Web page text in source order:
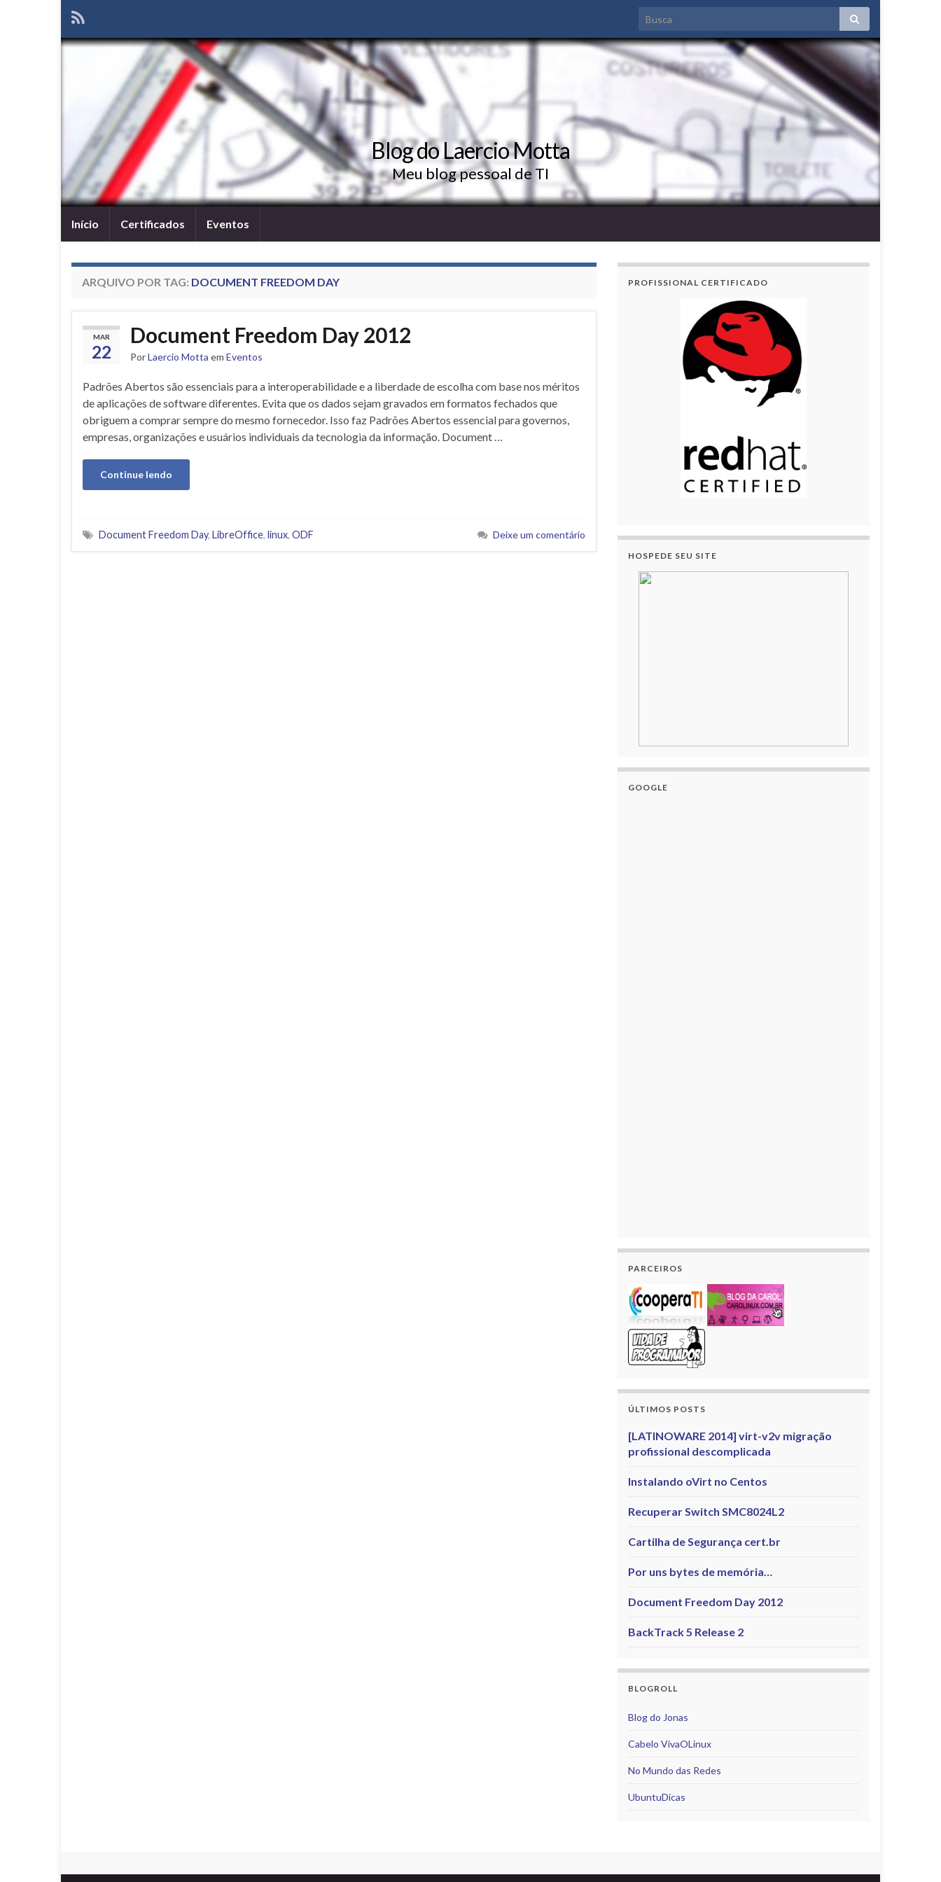
Blog do Laercio Motta
Meu blog pessoal de TI
Início Certificados Eventos
ARQUIVO POR TAG: DOCUMENT FREEDOM DAY
MAR
22
Document Freedom Day 2012
PorLaercio Motta em Eventos
Padrões Abertos são essenciais para a interoperabilidade e a liberdade de escolha com base nos méritos
de aplicações de software diferentes. Evita que os dados sejam gravados em formatos fechados que
obriguem a comprar sempre do mesmo fornecedor. Isso faz Padrões Abertos essencial para governos,
empresas, organizações e usuários individuais da tecnologia da informação. Document …
Continue lendo
Document Freedom Day, LibreOffice, linux, ODF Deixe um comentário
PROFISSIONAL CERTIFICADO
HOSPEDE SEU SITE
GOOGLE
PARCEIROS
ÚLTIMOS POSTS
[LATINOWARE 2014] virt-v2v migração
profissional descomplicada
Instalando oVirt no Centos
Recuperar Switch SMC8024L2
Cartilha de Segurança cert.br
Por uns bytes de memória…
Document Freedom Day 2012
BackTrack 5 Release 2
BLOGROLL
Blog do Jonas
Cabelo VivaOLinux
No Mundo das Redes
UbuntuDicas